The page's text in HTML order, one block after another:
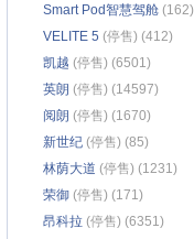
Smart Pod智慧驾舱 (162)
VELITE 5 (停售) (412)
凯越 (停售) (6501)
英朗 (停售) (14597)
阅朗 (停售) (1670)
新世纪 (停售) (85)
林荫大道 (停售) (1231)
荣御 (停售) (171)
昂科拉 (停售) (6351)